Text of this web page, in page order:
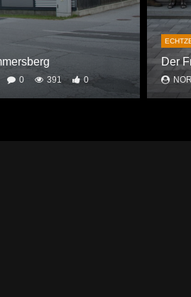
0 391 0
Der